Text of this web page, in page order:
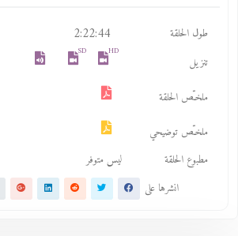
طول الحلقة 2:22:44
تنزيل
HD
SD
ملخـّص الحلقة
ملخـّص توضيحي
مطبوع الحلقة
ليس متوفر
انشرها على